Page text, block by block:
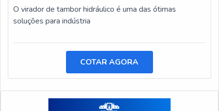
O virador de tambor hidráulico é uma das ótimas
soluções para indústria
COTAR AGORA